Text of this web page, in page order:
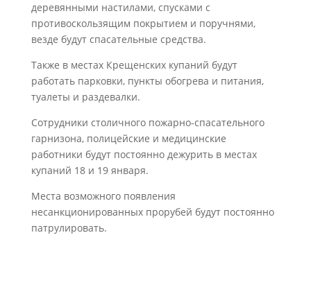
деревянными настилами, спусками с
противоскользящим покрытием и поручнями,
везде будут спасательные средства.
Также в местах Крещенских купаний будут
работать парковки, пункты обогрева и питания,
туалеты и раздевалки.
Сотрудники столичного пожарно-спасательного
гарнизона, полицейские и медицинские
работники будут постоянно дежурить в местах
купаний 18 и 19 января.
Места возможного появления
несанкционированных прорубей будут постоянно
патрулировать.